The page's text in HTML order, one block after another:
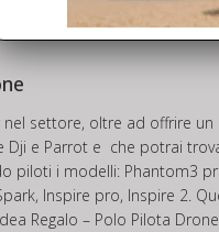
nel settore, oltre ad offrire
Dji e Parrot e che potrai
piloti i modelli: Phantom3
Spark, Inspire pro, Inspire
Regalo – Polo Pilota Drone